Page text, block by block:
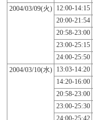
2004/03/09(火)
12:00-14:15
20:00-21:54
20:58-23:00
23:00-25:15
24:00-25:50
2004/03/10(水) 13:03-14:20
14:20-16:00
20:58-23:00
23:00-25:30
24:00-25:42